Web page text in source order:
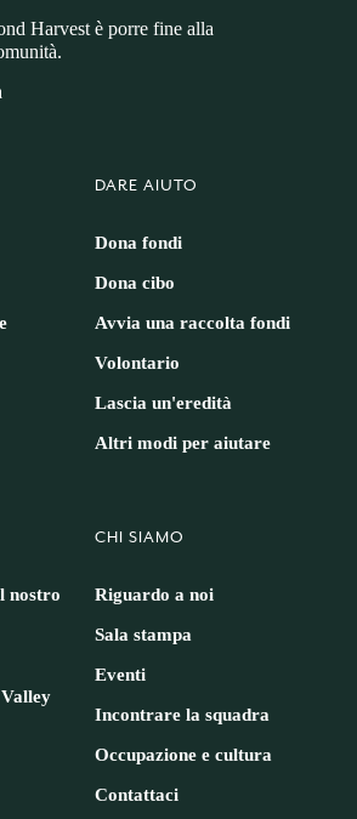
Harvest è porre fine alla
DARE AIUTO
Dona fondi
Dona cibo
Avvia una raccolta fondi
Volontario
Lascia un'eredità
Altri modi per aiutare
nostro
CHI SIAMO
Riguardo a noi
Sala stampa
Eventi
Incontrare la squadra
Occupazione e cultura
Contattaci